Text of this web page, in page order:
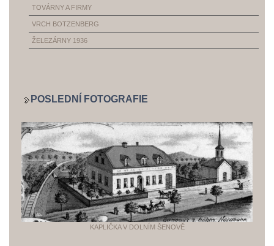
TOVÁRNY A FIRMY
VRCH BOTZENBERG
ŽELEZÁRNY 1936
POSLEDNÍ FOTOGRAFIE
KAPLIČKA V DOLNÍM ŠENOVĚ